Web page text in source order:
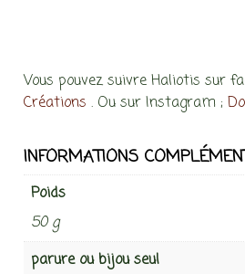
Vous pouvez suivre Haliotis sur
Créations . Ou sur Instagram ;
INFORMATIONS
Poids
50 g
parure ou bijou seul